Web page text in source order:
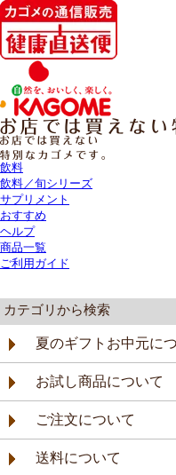
飲料
飲料／旬シリーズ
サプリメント
おすすめ
ヘルプ
商品一覧
ご利用ガイド
カテゴリから検索
夏のギフトお中元に
お試し商品について
ご注文について
送料について